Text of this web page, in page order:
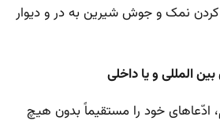
نمک و جوش شیرین به در و دیوار
المللی و یا داخلی
ادّعاهای خود را مستقیماً بدون هیچ